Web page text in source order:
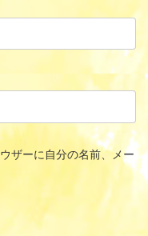
ザーに自分の名前、メー